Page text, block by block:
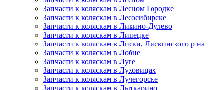
Запчасти к коляскам в Лесном Городке
Запчасти к коляскам в Лесосибирске
Запчасти к коляскам в Ликино-Дулево
Запчасти к коляскам в Липецке
Запчасти к коляскам в Лиски, Лискинского р-на
Запчасти к коляскам в Лобне
Запчасти к коляскам в Луге
Запчасти к коляскам в Луховицах
Запчасти к коляскам в Лучегорске
Запчасти к коляскам в Лыткарино